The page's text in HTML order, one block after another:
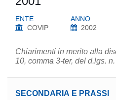
ENTE
COVIP
ANNO
2002
Chiarimenti in merito alla
10, comma 3-ter, del d.lgs.
SECONDARIA E PRASSI